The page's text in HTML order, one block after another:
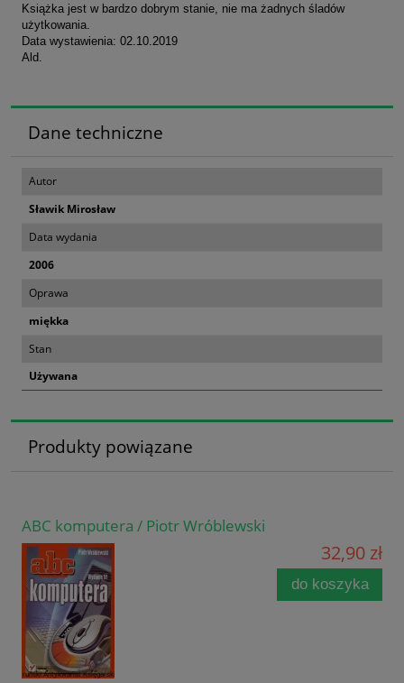
Książka jest w bardzo dobrym stanie, nie ma żadnych śladów
użytkowania.
Data wystawienia: 02.10.2019
Ald.
Dane techniczne
Autor
Sławik Mirosław
Data wydania
2006
Oprawa
miękka
Stan
Używana
Produkty powiązane
ABC komputera / Piotr Wróblewski
32,90 zł
do koszyka